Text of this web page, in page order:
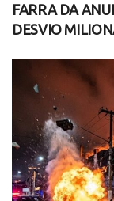
FARRA DA
DESVIO